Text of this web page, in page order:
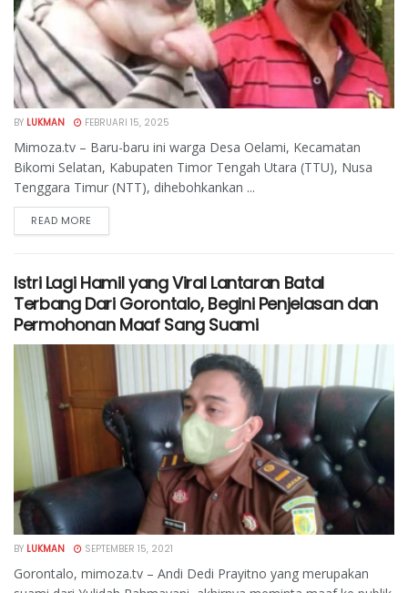
BY LUKMAN FEBRUARI 15, 2025
Mimoza.tv – Baru-baru ini warga Desa Oelami, Kecamatan
Bikomi Selatan, Kabupaten Timor Tengah Utara (TTU), Nusa
Tenggara Timur (NTT), dihebohkankan ...
READ MORE
Istri Lagi Hamil yang Viral Lantaran Batal
Terbang Dari Gorontalo, Begini Penjelasan dan
Permohonan Maaf Sang Suami
BY LUKMAN SEPTEMBER 15, 2021
Gorontalo, mimoza.tv – Andi Dedi Prayitno yang merupakan